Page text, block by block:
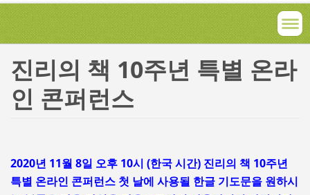
진리의 책 10주년 특별 온라
인 콘퍼런스
2020년 11월 8일 오후 10시 (한국 시간) 진리의 책 10주년
특별 온라인 콘퍼런스 첫 날에 사용될 한글 기도문을 원하시